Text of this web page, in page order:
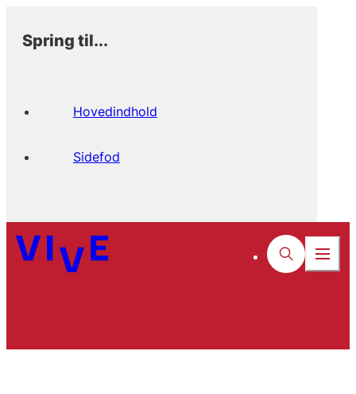
Spring til...
Hovedindhold
Sidefod